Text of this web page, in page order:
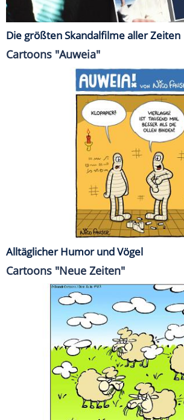
Die größten Skandalfilme aller Zeiten
Cartoons "Auweia"
Alltäglicher Humor und Vögel
Cartoons "Neue Zeiten"